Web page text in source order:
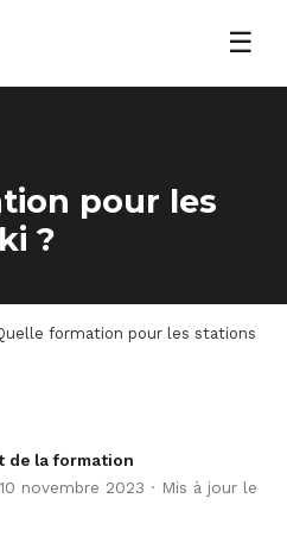
☰
pour les
?
formation pour les stations
de la formation
novembre 2023 · Mis à jour le